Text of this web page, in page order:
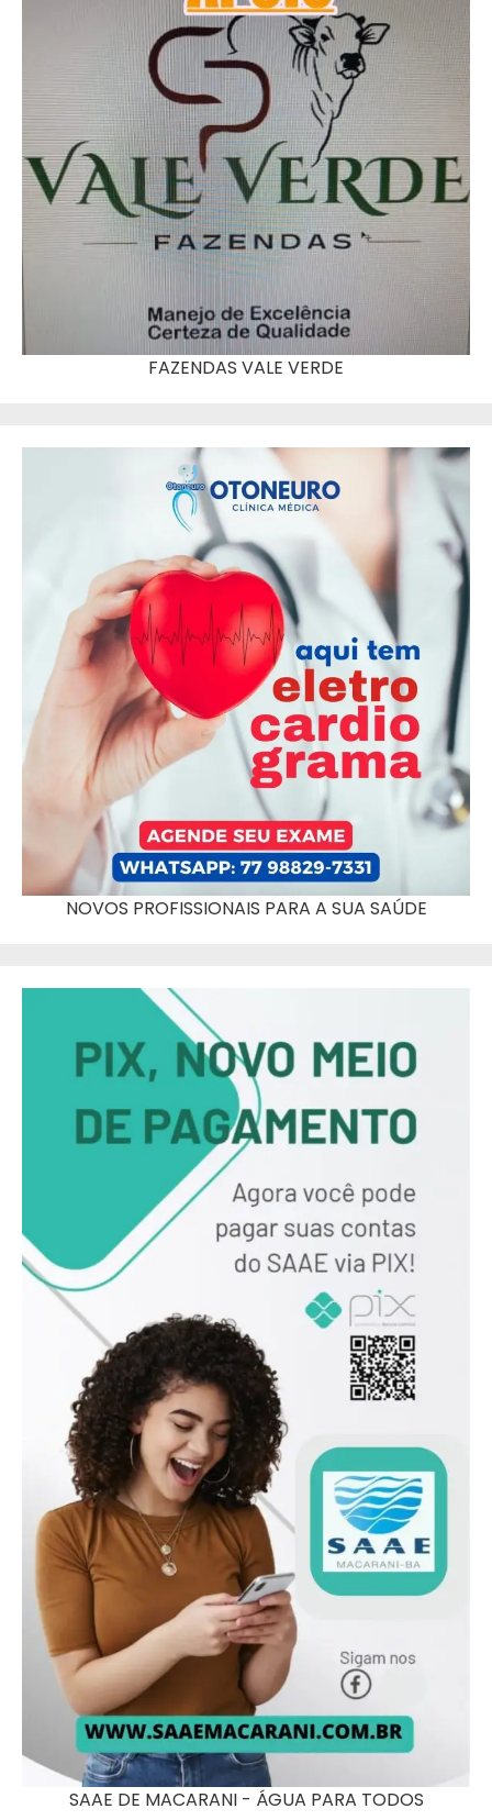
FAZENDAS VALE VERDE
NOVOS PROFISSIONAIS PARA A SUA SAÚDE
SAAE DE MACARANI - ÁGUA PARA TODOS